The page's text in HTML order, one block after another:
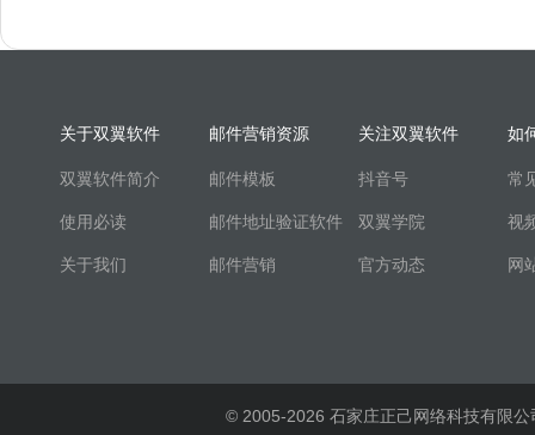
关于双翼软件
双翼软件简介
使用必读
关于我们
邮件营销资源
邮件模板
邮件地址验证软件
邮件营销
关注双翼软件
抖音号
双翼学院
官方动态
如
常
视
网
© 2005-2026 石家庄正己网络科技有限